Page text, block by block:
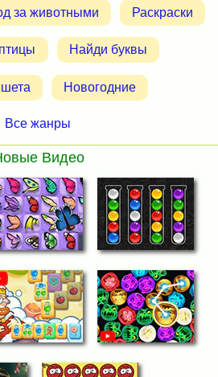
за животными Раскраски
Найди буквы
Новогодние
Все жанры
Видео